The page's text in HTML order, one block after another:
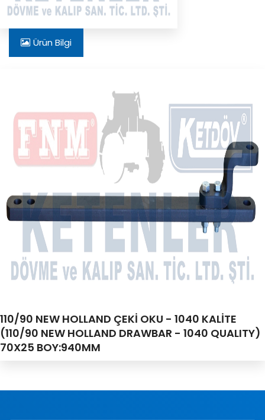
Ürün Bilgi
110/90 NEW HOLLAND ÇEKİ OKU - 1040 KALİTE
(110/90 NEW HOLLAND DRAWBAR - 1040 QUALITY)
70X25 BOY:940MM